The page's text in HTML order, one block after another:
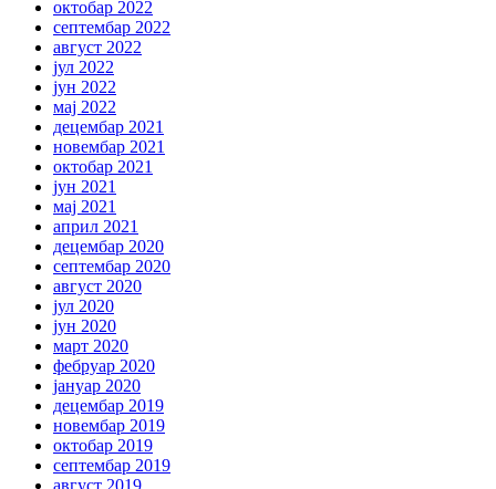
октобар 2022
септембар 2022
август 2022
јул 2022
јун 2022
мај 2022
децембар 2021
новембар 2021
октобар 2021
јун 2021
мај 2021
април 2021
децембар 2020
септембар 2020
август 2020
јул 2020
јун 2020
март 2020
фебруар 2020
јануар 2020
децембар 2019
новембар 2019
октобар 2019
септембар 2019